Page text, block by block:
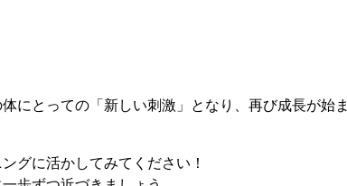
にとっての「新しい刺激」となり、再び成長が始ま
グに活かしてみてください！